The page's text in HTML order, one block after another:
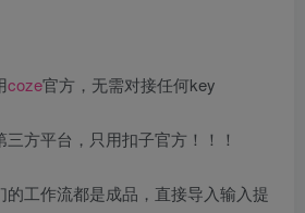
coze官方，无需对接任何key
方平台，只用扣子官方！！！
的工作流都是成品，直接导入输入提